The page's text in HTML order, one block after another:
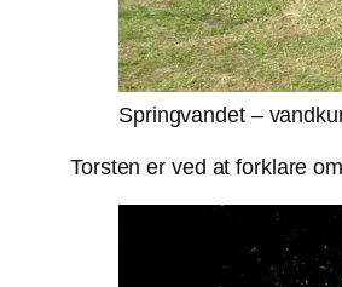
Springvandet –
Torsten er ved at forklare